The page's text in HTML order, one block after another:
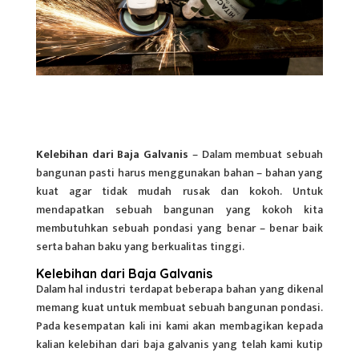
Kelebihan dari Baja Galvanis – Dalam membuat sebuah
bangunan pasti harus menggunakan bahan – bahan yang
kuat agar tidak mudah rusak dan kokoh. Untuk
mendapatkan sebuah bangunan yang kokoh kita
membutuhkan sebuah pondasi yang benar – benar baik
serta bahan baku yang berkualitas tinggi.
Kelebihan dari Baja Galvanis
Dalam hal industri terdapat beberapa bahan yang dikenal
memang kuat untuk membuat sebuah bangunan pondasi.
Pada kesempatan kali ini kami akan membagikan kepada
kalian kelebihan dari baja galvanis yang telah kami kutip